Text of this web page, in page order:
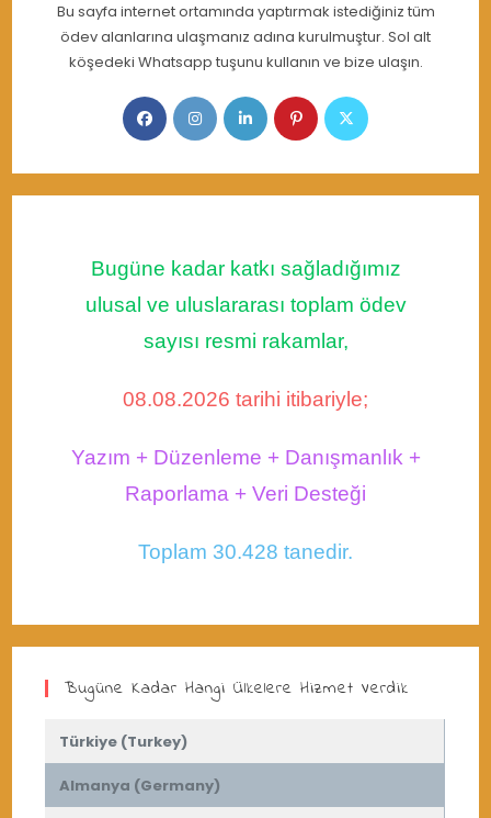
Bu sayfa internet ortamında yaptırmak istediğiniz tüm
ödev alanlarına ulaşmanız adına kurulmuştur. Sol alt
köşedeki Whatsapp tuşunu kullanın ve bize ulaşın.
Opens
in
new
Opens
in
new
Opens
in
new
Opens
in
new
Opens
new
Bugüne kadar katkı sağladığımız
ulusal ve uluslararası toplam ödev
sayısı resmi rakamlar,
08.08.2026 tarihi itibariyle;
Yazım + Düzenleme + Danışmanlık +
Raporlama + Veri Desteği
Toplam 30.428 tanedir.
Bugüne Kadar Hangi Ülkelere Hizmet Verdik
Türkiye (Turkey)
Almanya (Germany)